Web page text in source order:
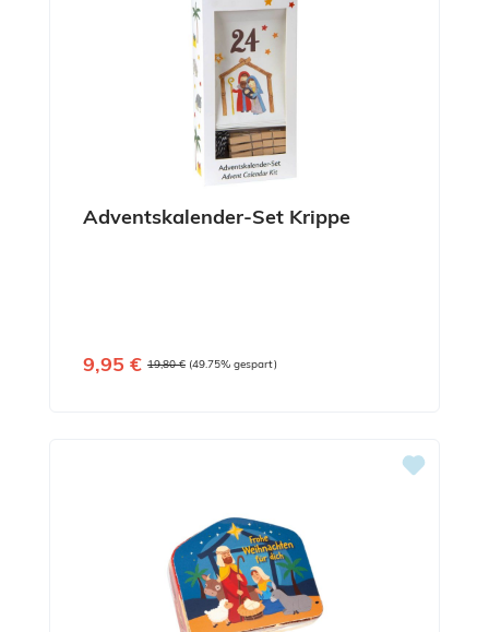
Adventskalender-Set Krippe
Verkaufspreis:
9,95 € Regulärer Preis:
19,80 € (49.75% gespart)